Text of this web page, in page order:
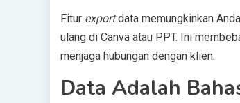
Fitur exportdata memungkinkan
ulang di Canva atau PPT. Ini
menjaga hubungan dengan klien.
Data Adalah